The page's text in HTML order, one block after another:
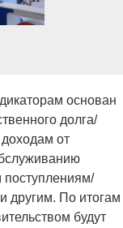
основан
долга/
от
поступлениям/
другим. По итогам
будут